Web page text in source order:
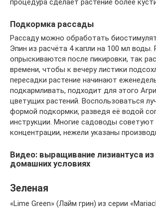
процедура сделает растение более
Подкормка рассады
Рассаду можно обработать
Эпин из расчёта 4 капли на 100 мл воды.
опрыскиваются после пикировки, так
времени, чтобы к вечеру листики
пересадки растение начинают
подкармливать, подходит для этого
цветущих растений. Воспользоваться
формой подкормки, разведя её водой
инструкции. Многие садоводы советуют
концентрации, нежели указаны
Видео: выращивание лизиантуса из
домашних условиях
Зеленая
«Lime Green» (Лайм грин) из серии